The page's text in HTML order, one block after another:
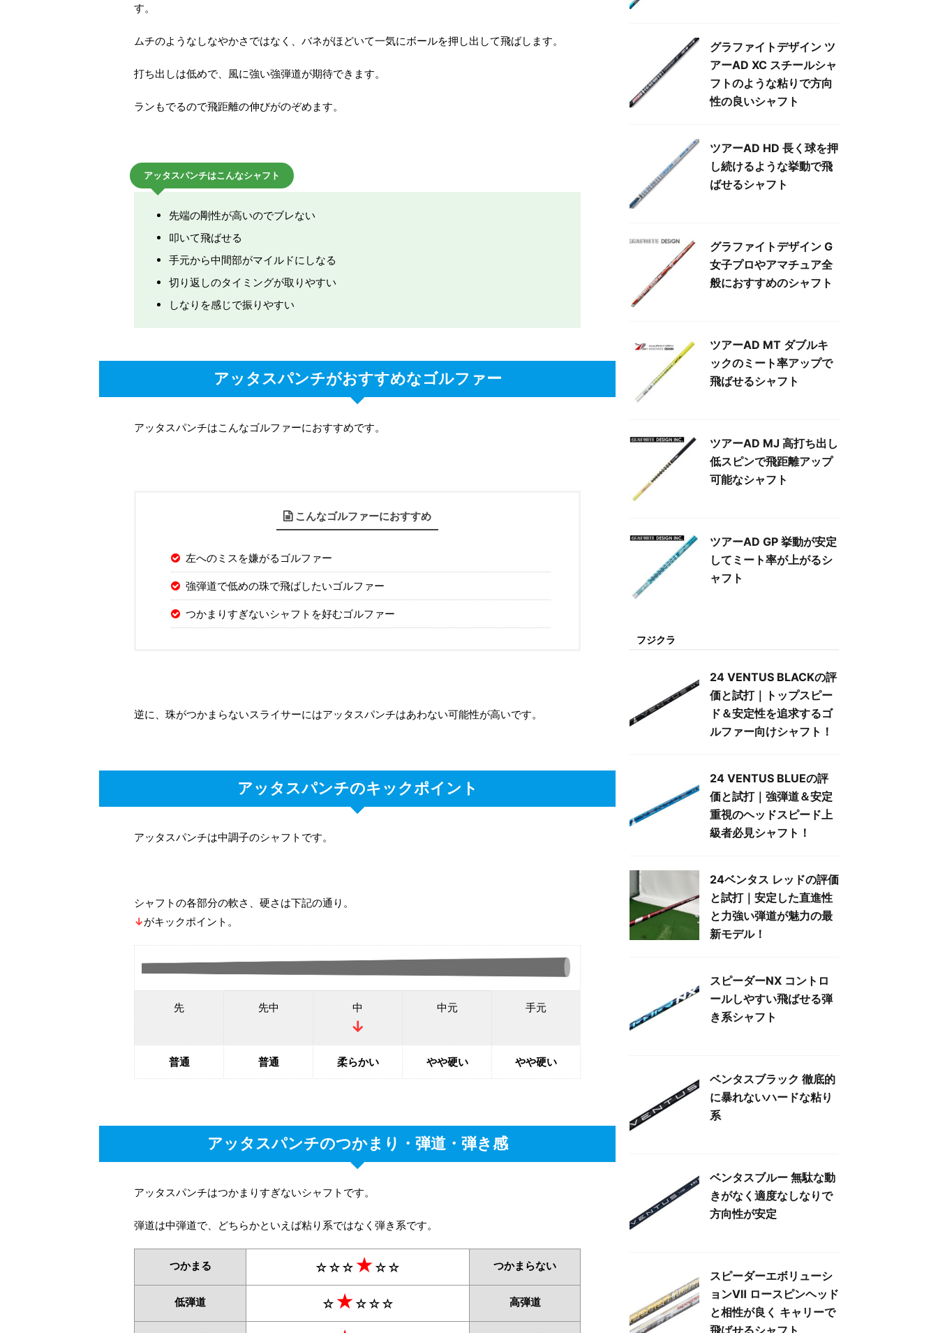
す。
ムチのようなしなやかさではなく、バネがほどいて一気にボールを押し出して飛ばします。
打ち出しは低めで、風に強い強弾道が期待できます。
ランもでるので飛距離の伸びがのぞめます。
アッタスパンチはこんなシャフト
先端の剛性が高いのでブレない
叩いて飛ばせる
手元から中間部がマイルドにしなる
切り返しのタイミングが取りやすい
しなりを感じで振りやすい
アッタスパンチがおすすめなゴルファー
アッタスパンチはこんなゴルファーにおすすめです。
こんなゴルファーにおすすめ
左へのミスを嫌がるゴルファー
強弾道で低めの珠で飛ばしたいゴルファー
つかまりすぎないシャフトを好むゴルファー
逆に、珠がつかまらないスライサーにはアッタスパンチはあわない可能性が高いです。
アッタスパンチのキックポイント
アッタスパンチは中調子のシャフトです。
シャフトの各部分の軟さ、硬さは下記の通り。
↓がキックポイント。
先 先中 中
↓
中元 手元
普通 普通 柔らかい やや硬い やや硬い
アッタスパンチのつかまり・弾道・弾き感
アッタスパンチはつかまりすぎないシャフトです。
弾道は中弾道で、どちらかといえば粘り系ではなく弾き系です。
つかまる ☆☆☆★☆☆ つかまらない
低弾道 ☆★☆☆☆ 高弾道
グラファイトデザイン ツ
アーAD XC スチールシャ
フトのような粘りで方向
性の良いシャフト
ツアーAD HD 長く球を押
し続けるような挙動で飛
ばせるシャフト
グラファイトデザイン G
女子プロやアマチュア全
般におすすめのシャフト
ツアーAD MT ダブルキ
ックのミート率アップで
飛ばせるシャフト
ツアーAD MJ 高打ち出し
低スピンで飛距離アップ
可能なシャフト
ツアーAD GP 挙動が安定
してミート率が上がるシ
ャフト
フジクラ
24 VENTUS BLACKの評
価と試打｜トップスピー
ド＆安定性を追求するゴ
ルファー向けシャフト！
24 VENTUS BLUEの評
価と試打｜強弾道＆安定
重視のヘッドスピード上
級者必見シャフト！
24ベンタス レッドの評価
と試打｜安定した直進性
と力強い弾道が魅力の最
新モデル！
スピーダーNX コントロ
ールしやすい飛ばせる弾
き系シャフト
ベンタスブラック 徹底的
に暴れないハードな粘り
系
ベンタスブルー 無駄な動
きがなく適度なしなりで
方向性が安定
スピーダーエボリューシ
ョンⅦ ロースピンヘッド
と相性が良く キャリーで
飛ばせるシャフト